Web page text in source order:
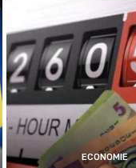
ECONOMIE